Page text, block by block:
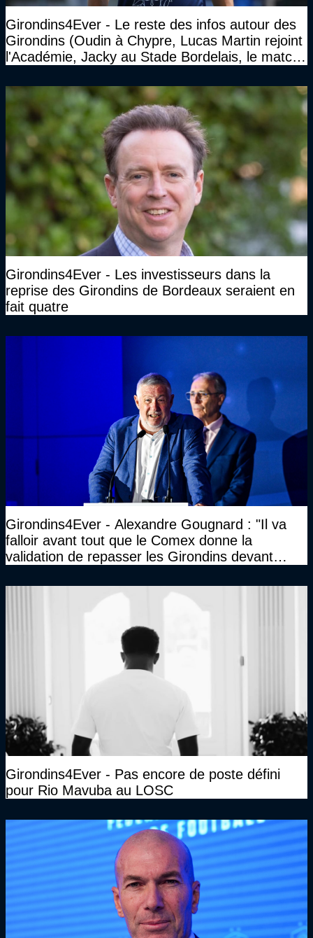
Girondins4Ever - Le reste des infos autour des
Girondins (Oudin à Chypre, Lucas Martin rejoint
l'Académie, Jacky au Stade Bordelais, le match
Girondins4Ever - Les investisseurs dans la
reprise des Girondins de Bordeaux seraient en
fait quatre
Girondins4Ever - Alexandre Gougnard : "Il va
falloir avant tout que le Comex donne la
validation de repasser les Girondins devant
Girondins4Ever - Pas encore de poste défini
pour Rio Mavuba au LOSC